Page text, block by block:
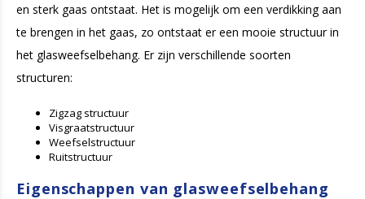
en sterk gaas ontstaat. Het is mogelijk om een verdikking aan
te brengen in het gaas, zo ontstaat er een mooie structuur in
het glasweefselbehang. Er zijn verschillende soorten
structuren:
Zigzag structuur
Visgraatstructuur
Weefselstructuur
Ruitstructuur
Eigenschappen van glasweefselbehang